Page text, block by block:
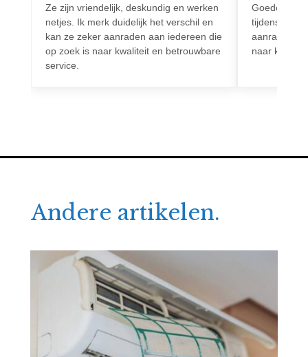
Ze zijn vriendelijk, deskundig en werken
netjes. Ik merk duidelijk het verschil en
kan ze zeker aanraden aan iedereen die
op zoek is naar kwaliteit en betrouwbare
service.
Goede
tijdens het
aanrader
naar
Andere artikelen.